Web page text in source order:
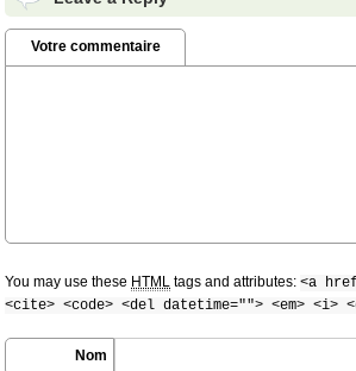
Votre commentaire
You may use these HTML tags and attributes:<a
<cite> <code> <del datetime=""> <em>
Nom